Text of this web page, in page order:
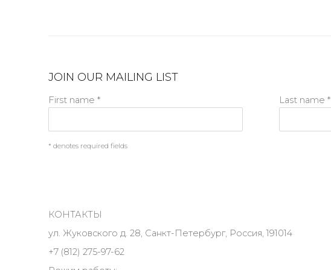
JOIN OUR MAILING LIST
First name * Last name *
* denotes required fields
КОНТАКТЫ
ул. Жуковского д. 28, Санкт-Петербург, Россия, 191014
+7 (812) 275-97-62